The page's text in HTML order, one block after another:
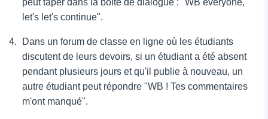
peut taper dans la boîte de dialogue : "WB everyone,
let's let's continue".
Dans un forum de classe en ligne où les étudiants
discutent de leurs devoirs, si un étudiant a été absent
pendant plusieurs jours et qu'il publie à nouveau, un
autre étudiant peut répondre "WB ! Tes commentaires
m'ont manqué".